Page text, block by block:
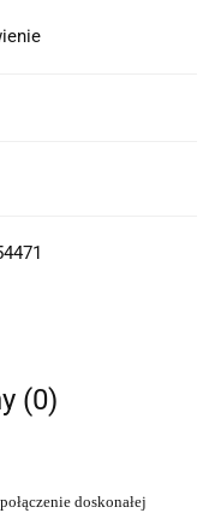
(0)
doskonałej